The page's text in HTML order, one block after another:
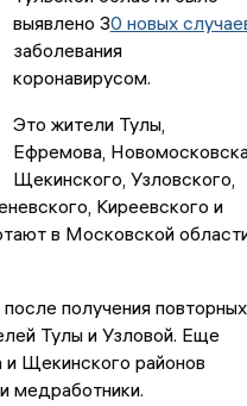
выявлено 30 новых
заболевания
коронавирусом.
Это жители Тулы,
Ефремова,
Щекинского, Узловского,
Киреевского и
в Московской
получения повторных
Тулы и Узловой. Еще
Щекинского районов
медработники.